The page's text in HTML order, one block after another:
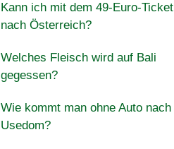
Kann ich mit dem 49-Euro-Ticket
nach Österreich?
Welches Fleisch wird auf Bali
gegessen?
Wie kommt man ohne Auto nach
Usedom?